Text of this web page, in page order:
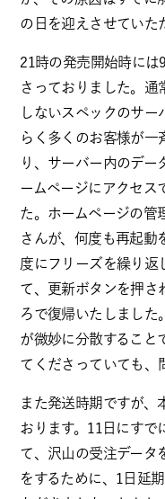
の日を迎えさせていた
21時の発売開始時には
さっておりました。通
しないスペックのサー
らく多くのお客様が一
り、サーバー内のデー
ームページにアクセス
た。ホームページの管
さんが、何度も再起動
度にフリーズを繰り返
て、更新ボタンを押さ
ろで復帰いたしました
が微妙に分散すること
てくださっていても、
また発送時期ですが、
おります。11日にすで
て、沢山の受注データ
をするために、1日延